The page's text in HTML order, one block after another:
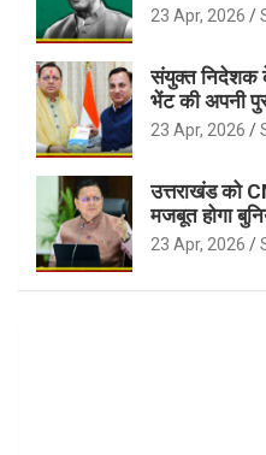
23 Apr, 2026
संयुक्त निदेशक
भेंट की अपनी
23 Apr, 2026
उत्तराखंड को
मजबूत होगा
23 Apr, 2026